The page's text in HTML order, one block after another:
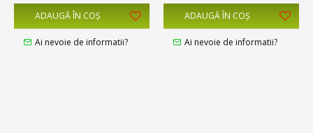
ADAUGĂ ÎN COŞ
Ai nevoie de informatii?
ADAUGĂ ÎN COŞ
Ai nevoie de informatii?